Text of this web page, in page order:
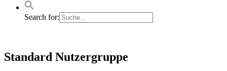
Search for:
Standard
Nutzergruppe
Standard Nutzergruppe